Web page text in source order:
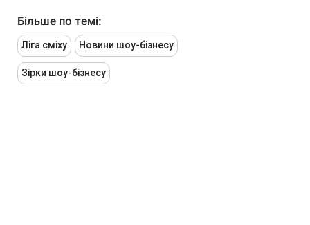
Більше по темі:
Ліга сміху Новини шоу-бізнесу
Зірки шоу-бізнесу